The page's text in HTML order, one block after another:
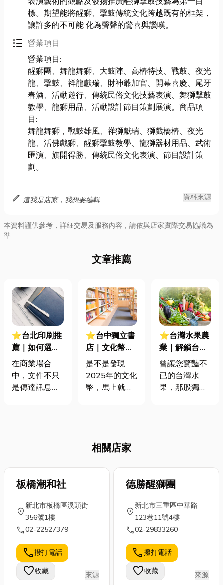
標。期望能將醒獅、擊鼓傳統文化跨越既有的框架，
讓許多的不可能 化為聲聲的驚喜與讚嘆。
format_list_bulleted 營業項目
營業項目:
醒獅團、舞龍舞獅、大鼓陣、高樁特技、戰鼓、夜光
龍、擊鼓、祥龍獻瑞、財神爺加官、開幕喜慶、尾牙
春酒、活動遊行、傳統民俗文化技藝表演、舞獅擊鼓
教學、龍獅用品、活動設計節目策劃展演。商品項
目:
舞龍舞獅，戰鼓雄風、祥獅獻瑞、獅戲橋樁、夜光
龍、活佛戲獅、醒獅擊鼓教學、龍獅器材用品、武術
匯演、旗開得勝、傳統民俗文化表演、節目設計策
劃。
edit 這我是店家，我想要編輯 資料來源
本資料謹供參考，詳細交易及服務內容，請依與店家實際交易協議為
準
文章推薦
⭐台北印刷推
薦｜如何選擇
專業裝訂？5
種裝訂展現您
的專業與品味
在商業場合
中，文件不只
是傳達訊息的
提案或產品型
錄看起來更具
提升客戶對您
企業的專業印
象。本文將會
分享5種常見
的裝訂種類，
文末還會再介
紹台北印刷推
⭐台中獨立書
店｜文化幣還
沒花完？台中
這幾個花幣好
去處一次看
是不是發現
2025年的文化
幣，馬上就要
嗎？別讓你的
機裡過期啦！
台中其實藏著
文景點和活
光，還能為生
活增添不少樂
趣。這篇文章
將為你精心挑
⭐台灣水果農
業｜解鎖台灣
水果的神級密
碼，氣候、技
術與農人精神
曾讓您驚豔不
已的台灣水
果，那股獨特
果」，無論是
香氣濃郁的鳳
綿密的牛奶芭
樂，還是清脆
爽口的黑珍珠
蓮霧，不僅滿
足了我們的味
蕾，更彰顯了
台灣農業的非
相關店家
板橋潮和社
location_on
新北市板橋區溪頭街
356號1樓
call02-22527379
call撥打電話
favorite收藏 來源
德勝醒獅團
location_on
新北市三重區中華路
123巷11號4樓
call02-29833260
call撥打電話
favorite收藏 來源